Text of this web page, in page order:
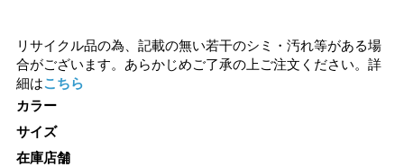
リサイクル品の為、記載の無い若干のシミ・汚れ等がある場
合がございます。あらかじめご了承の上ご注文ください。詳
細はこちら
カラー
サイズ
在庫店舗